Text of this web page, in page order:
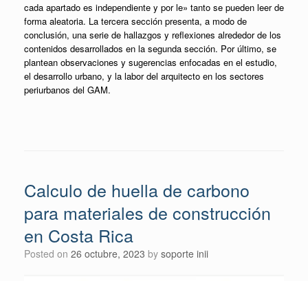
cada apartado es independiente y por le» tanto se pueden leer de
forma aleatoria. La tercera sección presenta, a modo de
conclusión, una serie de hallazgos y reflexiones alrededor de los
contenidos desarrollados en la segunda sección. Por último, se
plantean observaciones y sugerencias enfocadas en el estudio,
el desarrollo urbano, y la labor del arquitecto en los sectores
periurbanos del GAM.
Calculo de huella de carbono
para materiales de construcción
en Costa Rica
Posted on 26 octubre, 2023 by soporte inii